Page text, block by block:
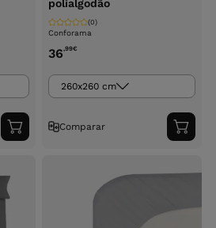
Adicionar
ao
polialgodão
Conforama
(0)
36,99€
260x260 cm
Comparar
ao